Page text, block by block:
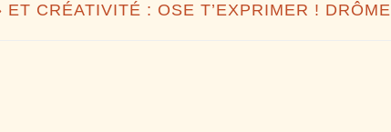
CRÉATIVITÉ : OSE T’EXPRIMER ! DRÔME